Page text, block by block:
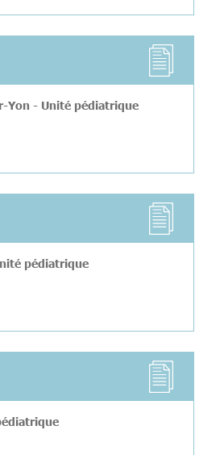
Yon - Unité pédiatrique
pédiatrique